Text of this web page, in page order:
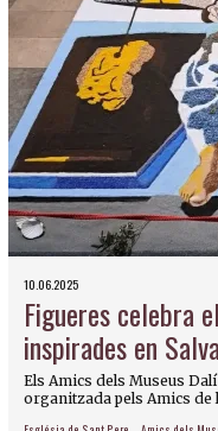
10.06.2025
Figueres celebra
inspirades en
Els Amics dels Museus
organitzada pels Amics de